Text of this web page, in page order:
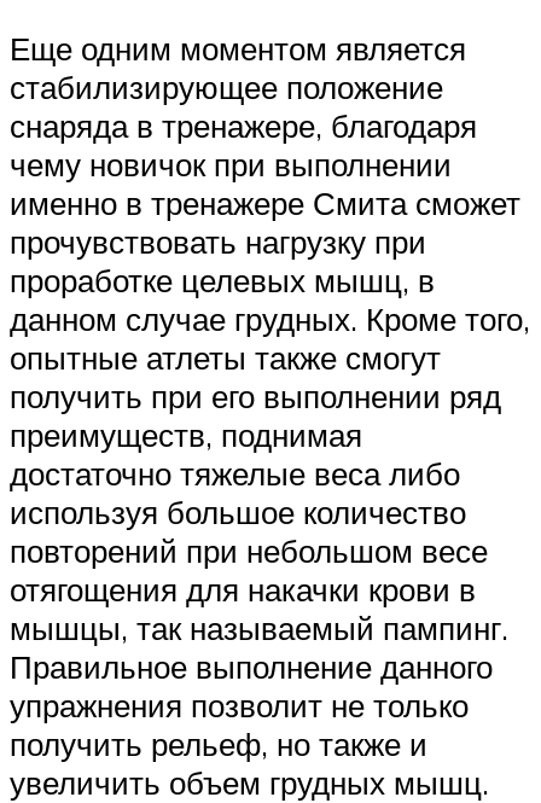
Еще одним моментом является
стабилизирующее положение
снаряда в тренажере, благодаря
чему новичок при выполнении
именно в тренажере Смита сможет
прочувствовать нагрузку при
проработке целевых мышц, в
данном случае грудных. Кроме того,
опытные атлеты также смогут
получить при его выполнении ряд
преимуществ, поднимая
достаточно тяжелые веса либо
используя большое количество
повторений при небольшом весе
отягощения для накачки крови в
мышцы, так называемый пампинг.
Правильное выполнение данного
упражнения позволит не только
получить рельеф, но также и
увеличить объем грудных мышц.